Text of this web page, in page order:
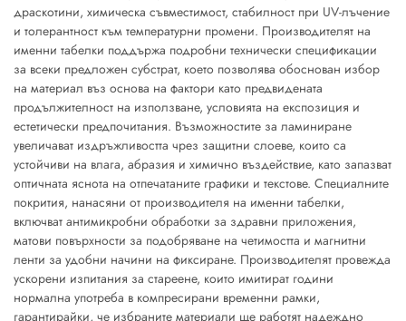
драскотини, химическа съвместимост, стабилност при UV-лъчение
и толерантност към температурни промени. Производителят на
именни табелки поддържа подробни технически спецификации
за всеки предложен субстрат, което позволява обоснован избор
на материал въз основа на фактори като предвидената
продължителност на използване, условията на експозиция и
естетически предпочитания. Възможностите за ламиниране
увеличават издръжливостта чрез защитни слоеве, които са
устойчиви на влага, абразия и химично въздействие, като запазват
оптичната яснота на отпечатаните графики и текстове. Специалните
покрития, нанасяни от производителя на именни табелки,
включват антимикробни обработки за здравни приложения,
матови повърхности за подобряване на четимостта и магнитни
ленти за удобни начини на фиксиране. Производителят провежда
ускорени изпитания за стареене, които имитират години
нормална употреба в компресирани временни рамки,
гарантирайки, че избраните материали ще работят надеждно